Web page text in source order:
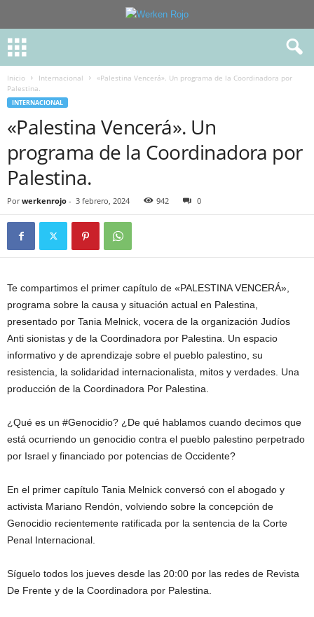
Inicio Internacional
«Palestina Vencerá». Un programa de la Coordinadora por
Palestina.
INTERNACIONAL
«Palestina Vencerá». Un
programa de la Coordinadora por
Palestina.
Por werkenrojo - 3 febrero, 2024 942 0
Te compartimos el primer capítulo de «PALESTINA VENCERÁ»,
programa sobre la causa y situación actual en Palestina,
presentado por Tania Melnick, vocera de la organización Judíos
Anti sionistas y de la Coordinadora por Palestina. Un espacio
informativo y de aprendizaje sobre el pueblo palestino, su
resistencia, la solidaridad internacionalista, mitos y verdades. Una
producción de la Coordinadora Por Palestina.
¿Qué es un #Genocidio? ¿De qué hablamos cuando decimos que
está ocurriendo un genocidio contra el pueblo palestino perpetrado
por Israel y financiado por potencias de Occidente?
En el primer capítulo Tania Melnick conversó con el abogado y
activista Mariano Rendón, volviendo sobre la concepción de
Genocidio recientemente ratificada por la sentencia de la Corte
Penal Internacional.
Síguelo todos los jueves desde las 20:00 por las redes de Revista
De Frente y de la Coordinadora por Palestina.